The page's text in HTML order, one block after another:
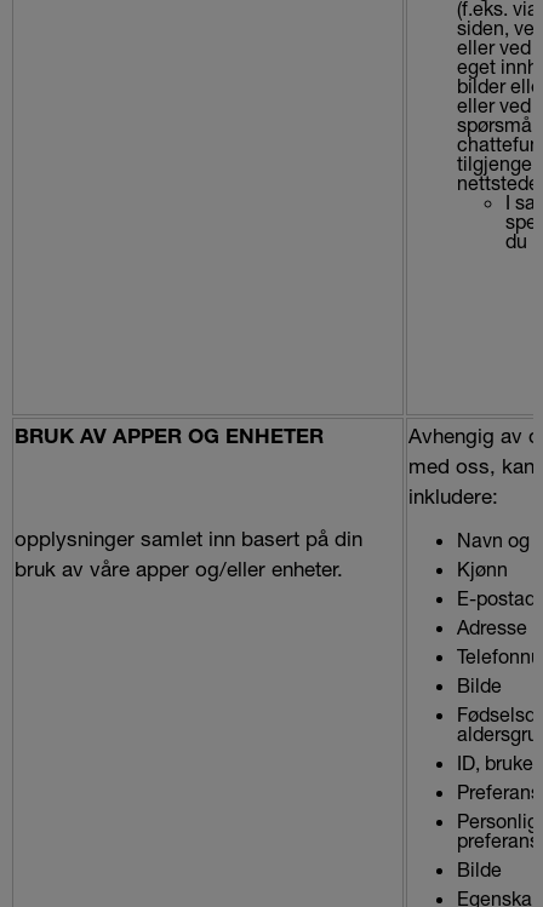
(f.eks.
siden,
eller ved
eget
bilder
eller ved
spørsmål
I
du
BRUK AV APPER OG ENHETER
opplysninger samlet inn basert på din
bruk av våre apper og/eller enheter.
Avhengig av
med oss, kan
inkludere:
Navn og
Kjønn
E-
Adresse
Bilde
ID,
Bilde